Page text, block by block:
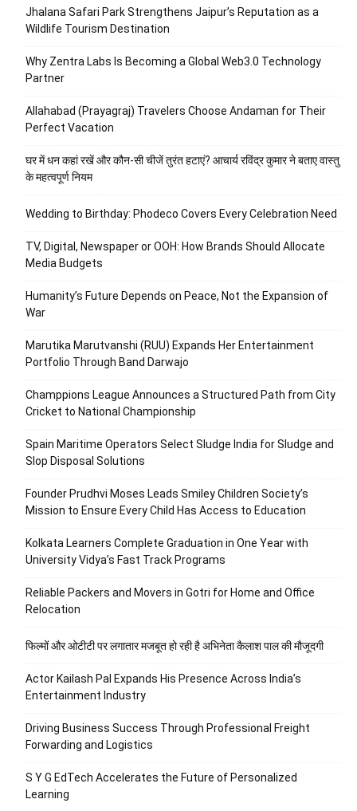
Jhalana Safari Park Strengthens Jaipur’s Reputation as a
Wildlife Tourism Destination
Why Zentra Labs Is Becoming a Global Web3.0 Technology
Partner
Allahabad (Prayagraj) Travelers Choose Andaman for Their
Perfect Vacation
घर में धन कहां रखें और कौन-सी चीजें तुरंत हटाएं? आचार्य रविंद्र कुमार ने बताए वास्तु
के महत्वपूर्ण नियम
Wedding to Birthday: Phodeco Covers Every Celebration Need
TV, Digital, Newspaper or OOH: How Brands Should Allocate
Media Budgets
Humanity’s Future Depends on Peace, Not the Expansion of
War
Marutika Marutvanshi (RUU) Expands Her Entertainment
Portfolio Through Band Darwajo
Champpions League Announces a Structured Path from City
Cricket to National Championship
Spain Maritime Operators Select Sludge India for Sludge and
Slop Disposal Solutions
Founder Prudhvi Moses Leads Smiley Children Society’s
Mission to Ensure Every Child Has Access to Education
Kolkata Learners Complete Graduation in One Year with
University Vidya’s Fast Track Programs
Reliable Packers and Movers in Gotri for Home and Office
Relocation
फिल्मों और ओटीटी पर लगातार मजबूत हो रही है अभिनेता कैलाश पाल की मौजूदगी
Actor Kailash Pal Expands His Presence Across India’s
Entertainment Industry
Driving Business Success Through Professional Freight
Forwarding and Logistics
S Y G EdTech Accelerates the Future of Personalized
Learning